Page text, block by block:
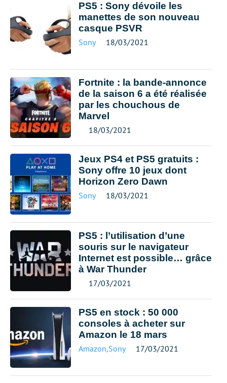
PS5 : Sony dévoile les
manettes de son nouveau
casque PSVR
Sony 18/03/2021
Fortnite : la bande-annonce
de la saison 6 a été réalisée
par les chouchous de
Marvel
18/03/2021
Jeux PS4 et PS5 gratuits :
Sony offre 10 jeux dont
Horizon Zero Dawn
Sony 18/03/2021
PS5 : l’utilisation d’une
souris sur le navigateur
Internet est possible… grâce
à War Thunder
17/03/2021
PS5 en stock : 50 000
consoles à acheter sur
Amazon le 18 mars
Amazon,Sony 17/03/2021